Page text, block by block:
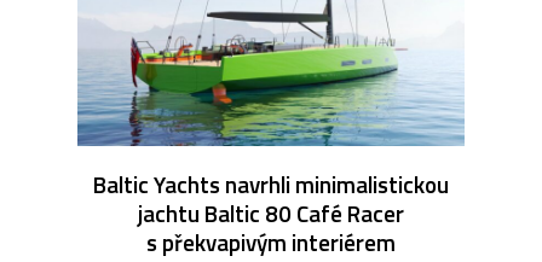
Baltic Yachts navrhli minimalistickou
jachtu Baltic 80 Café Racer
s překvapivým interiérem